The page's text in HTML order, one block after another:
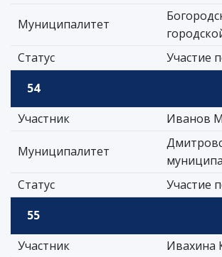
Муниципалитет
Статус
Участие
54
Участник
Иванов
Муниципалитет
Статус
Участие
55
Участник
Ивахина